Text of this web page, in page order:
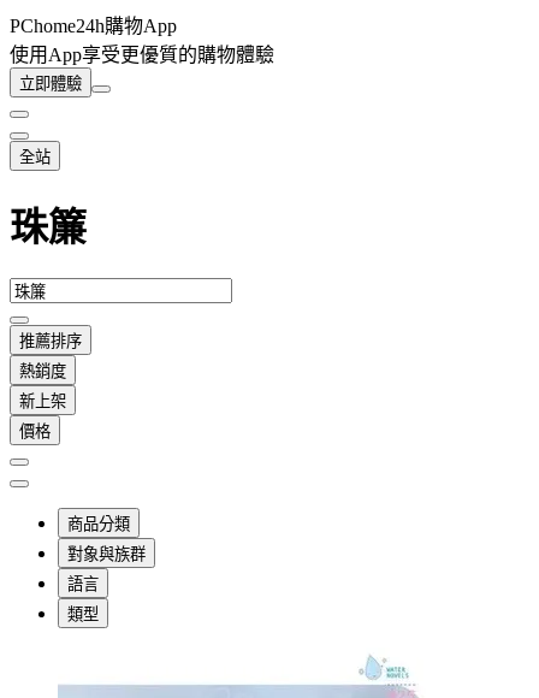
PChome24h購物App
使用App享受更優質的購物體驗
立即體驗
全站
珠簾
推薦排序
熱銷度
新上架
價格
商品分類
對象與族群
語言
類型